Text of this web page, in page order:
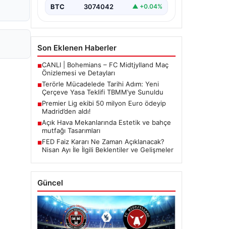
BTC 3074042 ▲ +0.04%
Son Eklenen Haberler
■CANLI | Bohemians – FC Midtjylland Maç
Önizlemesi ve Detayları
■Terörle Mücadelede Tarihi Adım: Yeni
Çerçeve Yasa Teklifi TBMM’ye Sunuldu
■Premier Lig ekibi 50 milyon Euro ödeyip
Madrid’den aldı!
■Açık Hava Mekanlarında Estetik ve bahçe
mutfağı Tasarımları
■FED Faiz Kararı Ne Zaman Açıklanacak?
Nisan Ayı İle İlgili Beklentiler ve Gelişmeler
Güncel